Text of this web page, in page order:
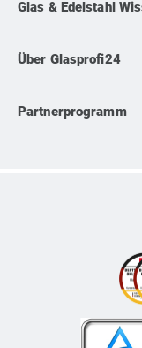
Glas & Edelstahl
Über Glasprofi24
Partnerprogramm